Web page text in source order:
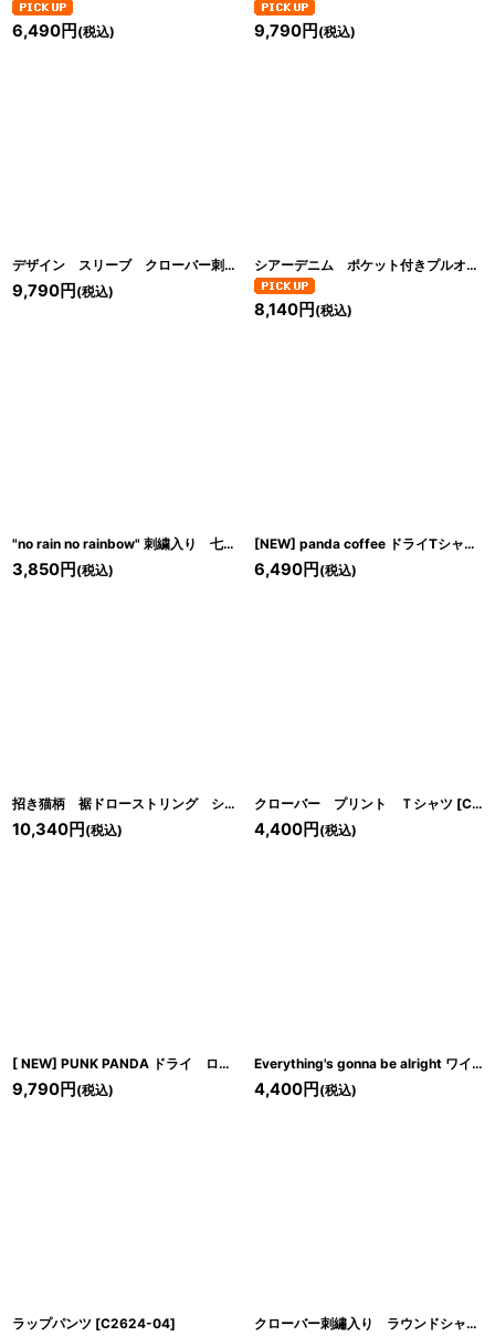
6,490円 (税込) 9,790円 (税込)
デザイン スリーブ クローバー刺繍入り [C2616-02
9,790円 (税込)
シアーデニム ポケット付きプルオーバー
8,140円 (税込)
"no rain no rainbow" 刺繍入り 七分袖 ラグランＴシャツ [C2615-02]
3,850円 (税込)
[NEW] panda coffee ドライTシャツ
6,490円 (税込)
招き猫柄 裾ドローストリング シャツ [C2511-03
10,340円 (税込)
クローバー プリント Ｔシャツ [C2615-04
4,400円 (税込)
[ NEW] PUNK PANDA ドライ ロンT C2635-03]
9,790円 (税込)
Everything's gonna be alright ワイドTシャツ
4,400円 (税込)
ラップパンツ [C2624-04] クローバー刺繡入り ラウンドシャツ